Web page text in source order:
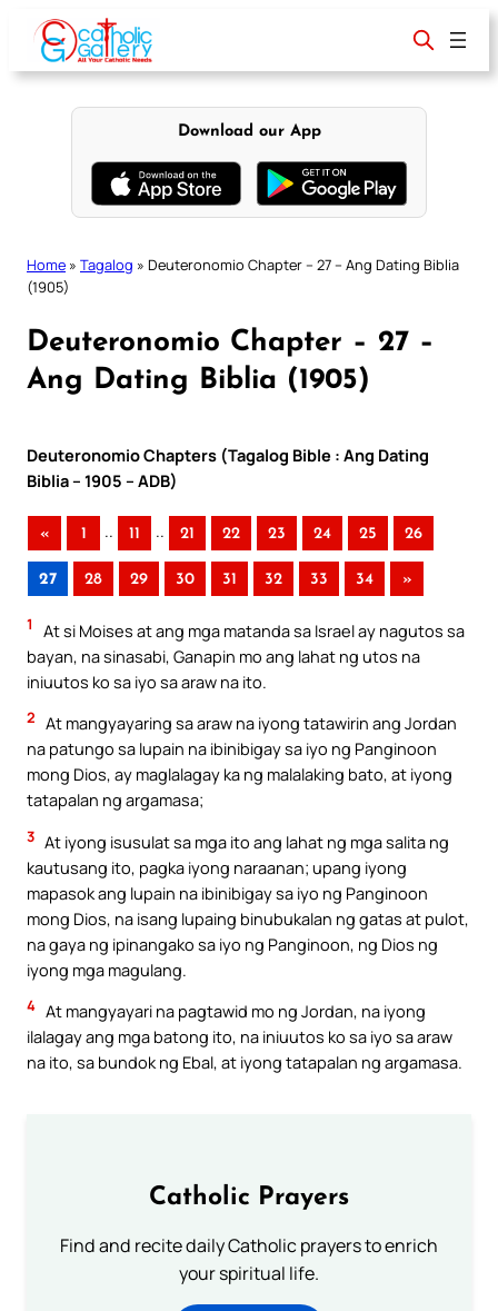
content
Download our App
Home » Tagalog » Deuteronomio Chapter – 27 – Ang Dating Biblia
(1905)
Deuteronomio Chapter – 27 –
Ang Dating Biblia (1905)
Deuteronomio Chapters (Tagalog Bible : Ang Dating
Biblia – 1905 – ADB)
« 1 .. 11 .. 21 22 23 24 25 26
27 28 29 30 31 32 33 34 »
1
At si Moises at ang mga matanda sa Israel ay nagutos sa
bayan, na sinasabi, Ganapin mo ang lahat ng utos na
iniuutos ko sa iyo sa araw na ito.
2 At mangyayaring sa araw na iyong tatawirin ang Jordan
na patungo sa lupain na ibinibigay sa iyo ng Panginoon
mong Dios, ay maglalagay ka ng malalaking bato, at iyong
tatapalan ng argamasa;
3 At iyong isusulat sa mga ito ang lahat ng mga salita ng
kautusang ito, pagka iyong naraanan; upang iyong
mapasok ang lupain na ibinibigay sa iyo ng Panginoon
mong Dios, na isang lupaing binubukalan ng gatas at pulot,
na gaya ng ipinangako sa iyo ng Panginoon, ng Dios ng
iyong mga magulang.
4 At mangyayari na pagtawid mo ng Jordan, na iyong
ilalagay ang mga batong ito, na iniuutos ko sa iyo sa araw
na ito, sa bundok ng Ebal, at iyong tatapalan ng argamasa.
Catholic Prayers
Find and recite daily Catholic prayers to enrich
your spiritual life.